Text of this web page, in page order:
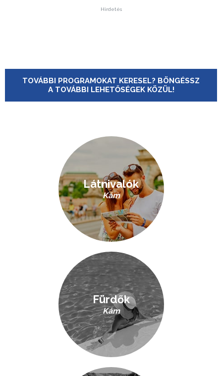
Hirdetés
TOVÁBBI PROGRAMOKAT KERESEL? BÖNGÉSSZ
A TOVÁBBI LEHETŐSÉGEK KÖZÜL!
Látnivalók
Kám
Fürdők
Kám